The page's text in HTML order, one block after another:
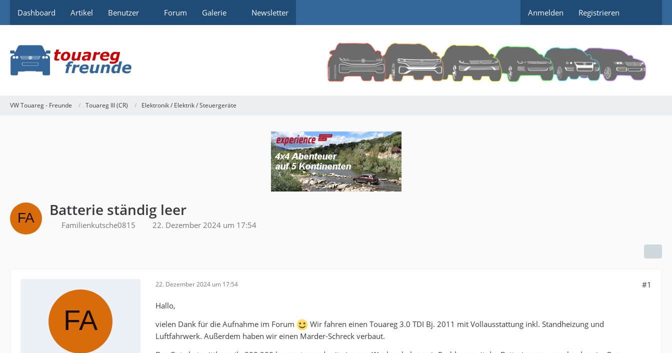
Dashboard Artikel Benutzer Forum Galerie Newsletter Anmelden Registrieren
VW Touareg - Freunde Touareg III (CR) Elektronik / Elektrik / Steuergeräte
Batterie ständig leer
Familienkutsche0815 22. Dezember 2024 um 17:54
22. Dezember 2024 um 17:54 #1
Hallo,
vielen Dank für die Aufnahme im Forum
Wir fahren einen Touareg 3.0 TDI Bj. 2011 mit Vollausstattung inkl. Standheizung und
Luftfahrwerk. Außerdem haben wir einen Marder-Schreck verbaut.